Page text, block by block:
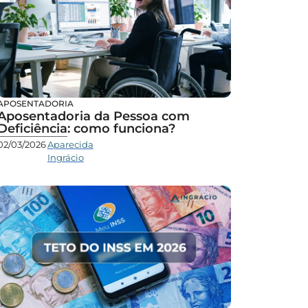
da Pessoa com
como funciona?
03/2026Aparecida
Ingrácio